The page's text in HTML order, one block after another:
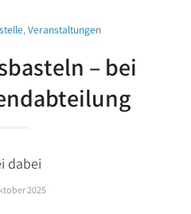
,Veranstaltungen
– bei
dabei
2025